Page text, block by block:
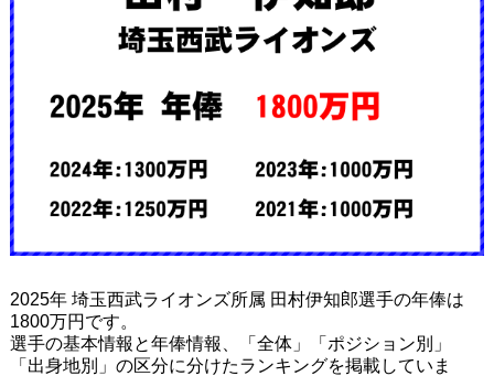
2025年 埼玉西武ライオンズ所属 田村伊知郎選手の年俸は
1800万円です。
選手の基本情報と年俸情報、「全体」「ポジション別」
「出身地別」の区分に分けたランキングを掲載していま